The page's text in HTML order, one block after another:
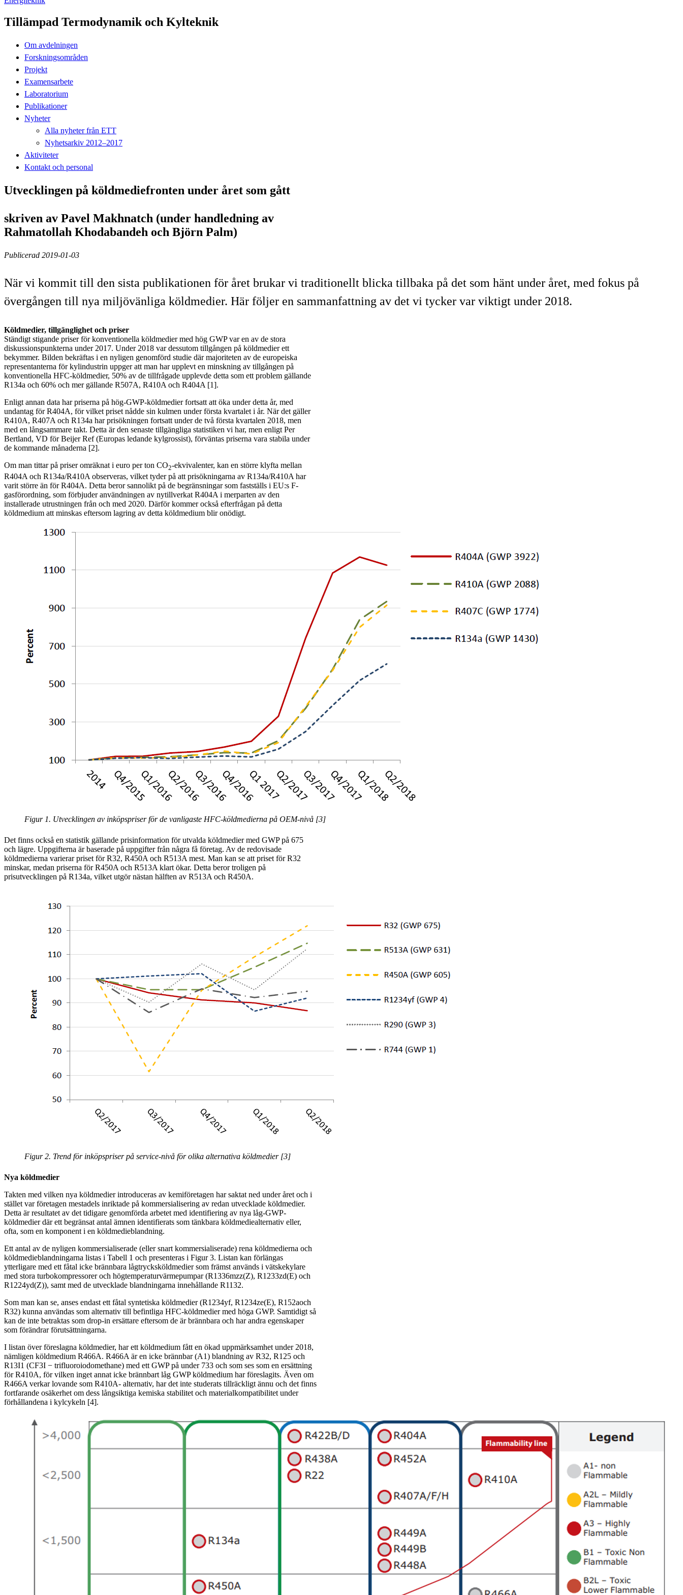
Tillämpad Termodynamik och Kylteknik
Om avdelningen
Forskningsområden
Projekt
Examensarbete
Laboratorium
Publikationer
Nyheter
Alla nyheter från ETT
Nyhetsarkiv 2012–2017
Aktiviteter
Kontakt och personal
Utvecklingen på köldmediefronten under året som gått
skriven av Pavel Makhnatch (under handledning av
Rahmatollah Khodabandeh och Björn Palm)
Publicerad 2019-01-03
När vi kommit till den sista publikationen för året brukar vi traditionellt blicka tillbaka på det som hänt under året, med fokus på
övergången till nya miljövänliga köldmedier. Här följer en sammanfattning av det vi tycker var viktigt under 2018.
Köldmedier, tillgänglighet och priser
Ständigt stigande priser för konventionella köldmedier med hög GWP var en av de stora
diskussionspunkterna under 2017. Under 2018 var dessutom tillgången på köldmedier ett
bekymmer. Bilden bekräftas i en nyligen genomförd studie där majoriteten av de europeiska
representanterna för kylindustrin uppger att man har upplevt en minskning av tillgången på
konventionella HFC-köldmedier, 50% av de tillfrågade upplevde detta som ett problem gällande
R134a och 60% och mer gällande R507A, R410A och R404A [1].
Enligt annan data har priserna på hög-GWP-köldmedier fortsatt att öka under detta år, med
undantag för R404A, för vilket priset nådde sin kulmen under första kvartalet i år. När det gäller
R410A, R407A och R134a har prisökningen fortsatt under de två första kvartalen 2018, men
med en långsammare takt. Detta är den senaste tillgängliga statistiken vi har, men enligt Per
Bertland, VD för Beijer Ref (Europas ledande kylgrossist), förväntas priserna vara stabila under
de kommande månaderna [2].
Om man tittar på priser omräknat i euro per ton CO2-ekvivalenter, kan en större klyfta mellan
R404A och R134a/R410A observeras, vilket tyder på att prisökningarna av R134a/R410A har
varit större än för R404A. Detta beror sannolikt på de begränsningar som fastställs i EU:s F-
gasförordning, som förbjuder användningen av nytillverkat R404A i merparten av den
installerade utrustningen från och med 2020. Därför kommer också efterfrågan på detta
köldmedium att minskas eftersom lagring av detta köldmedium blir onödigt.
Figur 1. Utvecklingen av inköpspriser för de vanligaste HFC-köldmedierna på OEM-nivå [3]
Det finns också en statistik gällande prisinformation för utvalda köldmedier med GWP på 675
och lägre. Uppgifterna är baserade på uppgifter från några få företag. Av de redovisade
köldmedierna varierar priset för R32, R450A och R513A mest. Man kan se att priset för R32
minskar, medan priserna för R450A och R513A klart ökar. Detta beror troligen på
prisutvecklingen på R134a, vilket utgör nästan hälften av R513A och R450A.
Figur 2. Trend för inköpspriser på service-nivå för olika alternativa köldmedier [3]
Nya köldmedier
Takten med vilken nya köldmedier introduceras av kemiföretagen har saktat ned under året och i
stället var företagen mestadels inriktade på kommersialisering av redan utvecklade köldmedier.
Detta är resultatet av det tidigare genomförda arbetet med identifiering av nya låg-GWP-
köldmedier där ett begränsat antal ämnen identifierats som tänkbara köldmediealternativ eller,
ofta, som en komponent i en köldmedieblandning.
Ett antal av de nyligen kommersialiserade (eller snart kommersialiserade) rena köldmedierna och
köldmedieblandningarna listas i Tabell 1 och presenteras i Figur 3. Listan kan förlängas
ytterligare med ett fåtal icke brännbara lågtrycksköldmedier som främst används i vätskekylare
med stora turbokompressorer och högtemperaturvärmepumpar (R1336mzz(Z), R1233zd(E) och
R1224yd(Z)), samt med de utvecklade blandningarna innehållande R1132.
Som man kan se, anses endast ett fåtal syntetiska köldmedier (R1234yf, R1234ze(E), R152aoch
R32) kunna användas som alternativ till befintliga HFC-köldmedier med höga GWP. Samtidigt så
kan de inte betraktas som drop-in ersättare eftersom de är brännbara och har andra egenskaper
som förändrar förutsättningarna.
I listan över föreslagna köldmedier, har ett köldmedium fått en ökad uppmärksamhet under 2018,
nämligen köldmedium R466A. R466A är en icke brännbar (A1) blandning av R32, R125 och
R13I1 (CF3I − trifluoroiodomethane) med ett GWP på under 733 och som ses som en ersättning
för R410A, för vilken inget annat icke brännbart låg GWP köldmedium har föreslagits. Även om
R466A verkar lovande som R410A- alternativ, har det inte studerats tillräckligt ännu och det finns
fortfarande osäkerhet om dess långsiktiga kemiska stabilitet och materialkompatibilitet under
förhållandena i kylcykeln [4].